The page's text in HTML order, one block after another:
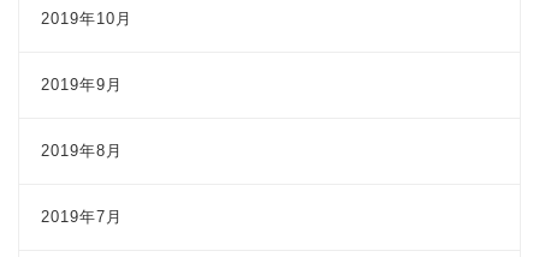
2019年10月
2019年9月
2019年8月
2019年7月